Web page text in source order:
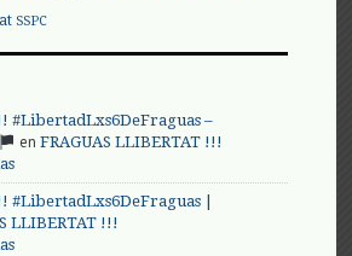
SSPC
#LibertadLxs6DeFraguas –
enFRAGUAS LLIBERTAT !!!
#LibertadLxs6DeFraguas |
LLIBERTAT !!!